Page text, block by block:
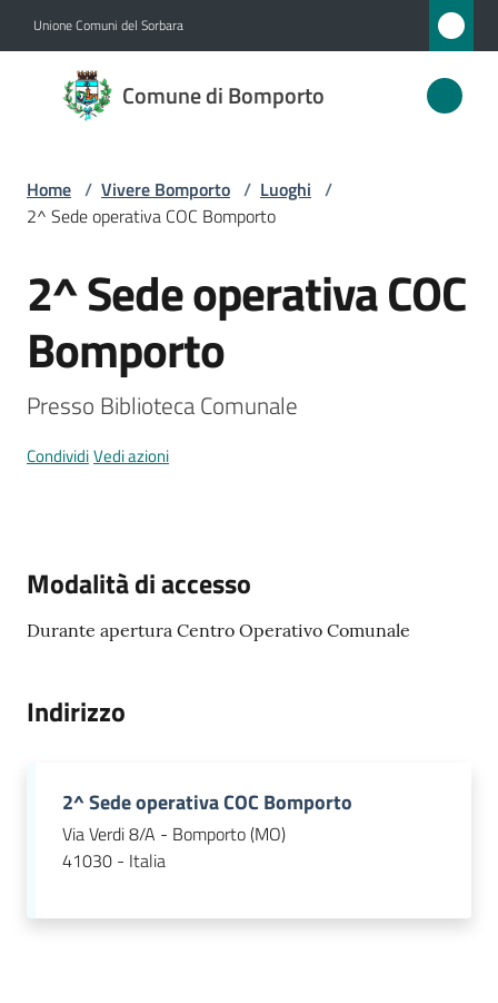
Unione Comuni del Sorbara
Comune di Bomporto
Comune
di
Novità
Servizi
Vivere
Bomporto
Menu selezionato
Tutti
argomenti...
Home / Vivere Bomporto / Luoghi /
2^ Sede operativa COC Bomporto
Salta al contenuto
2^ Sede operativa COC
Bomporto
Presso Biblioteca Comunale
CondividiVedi azioni
Modalità di accesso
Durante apertura Centro Operativo Comunale
Indirizzo
2^ Sede operativa COC Bomporto
Via Verdi 8/A - Bomporto (MO)
41030 - Italia